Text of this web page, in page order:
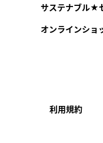
サステナブル★
オンラインショ
利用規約